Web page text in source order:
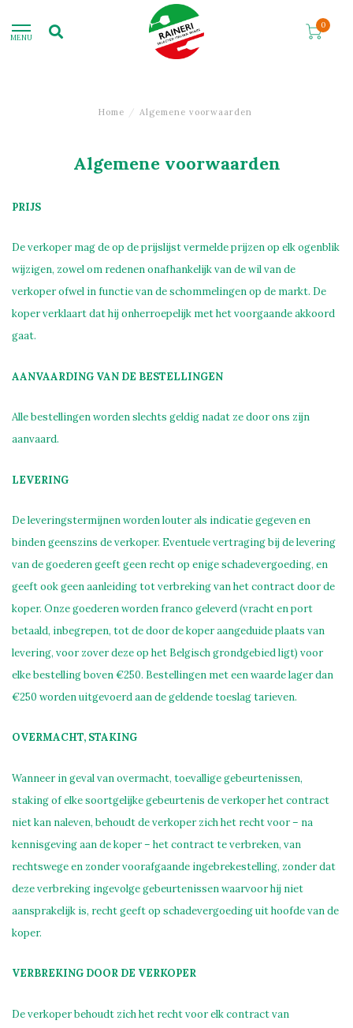
MENU
0
Home / Algemene voorwaarden
Algemene voorwaarden
PRIJS
De verkoper mag de op de prijslijst vermelde prijzen op elk ogenblik
wijzigen, zowel om redenen onafhankelijk van de wil van de
verkoper ofwel in functie van de schommelingen op de markt. De
koper verklaart dat hij onherroepelijk met het voorgaande akkoord
gaat.
AANVAARDING VAN DE BESTELLINGEN
Alle bestellingen worden slechts geldig nadat ze door ons zijn
aanvaard.
LEVERING
De leveringstermijnen worden louter als indicatie gegeven en
binden geenszins de verkoper. Eventuele vertraging bij de levering
van de goederen geeft geen recht op enige schadevergoeding, en
geeft ook geen aanleiding tot verbreking van het contract door de
koper. Onze goederen worden franco geleverd (vracht en port
betaald, inbegrepen, tot de door de koper aangeduide plaats van
levering, voor zover deze op het Belgisch grondgebied ligt) voor
elke bestelling boven €250. Bestellingen met een waarde lager dan
€250 worden uitgevoerd aan de geldende toeslag tarieven.
OVERMACHT, STAKING
Wanneer in geval van overmacht, toevallige gebeurtenissen,
staking of elke soortgelijke gebeurtenis de verkoper het contract
niet kan naleven, behoudt de verkoper zich het recht voor – na
kennisgeving aan de koper – het contract te verbreken, van
rechtswege en zonder voorafgaande ingebrekestelling, zonder dat
deze verbreking ingevolge gebeurtenissen waarvoor hij niet
aansprakelijk is, recht geeft op schadevergoeding uit hoofde van de
koper.
VERBREKING DOOR DE VERKOPER
De verkoper behoudt zich het recht voor elk contract van